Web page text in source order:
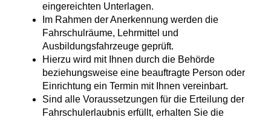
eingereichten Unterlagen.
Im Rahmen der Anerkennung werden die
Fahrschulräume, Lehrmittel und
Ausbildungsfahrzeuge geprüft.
Hierzu wird mit Ihnen durch die Behörde
beziehungsweise eine beauftragte Person oder
Einrichtung ein Termin mit Ihnen vereinbart.
Sind alle Voraussetzungen für die Erteilung der
Fahrschulerlaubnis erfüllt, erhalten Sie die